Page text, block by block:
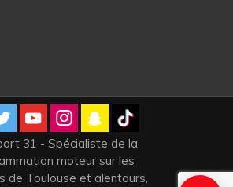
31 - Spécialiste de la
moteur sur les
de Toulouse et alentours,